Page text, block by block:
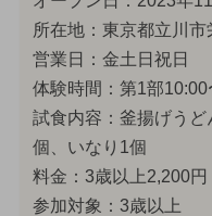
所在地：東京都立川市
営業日：金土日祝日
体験時間：第1部
試食内容：釜揚げう
個、いなり1個
料金：3歳以上2,200円
参加対象：3歳以上